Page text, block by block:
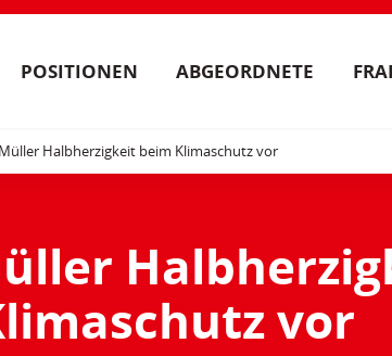
POSITIONEN ABGEORDNETE
Halbherzigkeit beim Klimaschutz vor
vor